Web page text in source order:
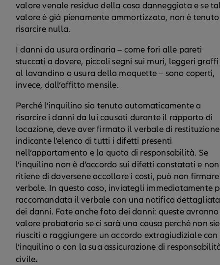
valore venale residuo della cosa danneggiata e se
valore è già pienamente ammortizzato, non è
risarcire nulla.
I danni da usura ordinaria – come fori alle pareti
stuccati a dovere, piccoli segni sui muri, leggeri graffi
al lavandino o usura della moquette – sono coperti,
invece, dall’affitto mensile.
Perché l’inquilino sia tenuto automaticamente a
risarcire i danni da lui causati durante il rapporto di
locazione, deve aver firmato il verbale di restituzione
indicante l’elenco di tutti i difetti presenti
nell’appartamento e la quota di responsabilità. Se
l’inquilino non è d’accordo sui difetti constatati e non
ritiene di doversene accollare i costi, può non
verbale. In questo caso, inviategli immediatamente
raccomandata il verbale con una notifica dettagliata
dei danni. Fate anche foto dei danni: queste avranno
valore probatorio se ci sarà una causa perché non
riusciti a raggiungere un accordo extragiudiziale con
l’inquilino o con la sua assicurazione di
civile.